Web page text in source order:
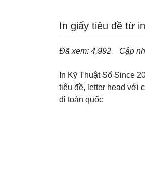
In giấy tiêu đề từ
Đã xem: 4,992 Cập
In Kỹ Thuật Số Since
tiêu đề, letter head với
đi toàn quốc